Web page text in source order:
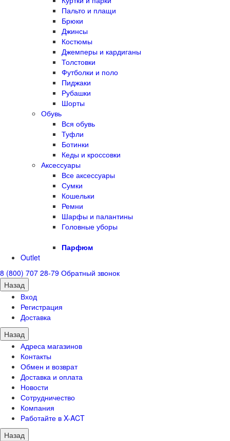
Пальто и плащи
Брюки
Джинсы
Костюмы
Джемперы и кардиганы
Толстовки
Футболки и поло
Пиджаки
Рубашки
Шорты
Обувь
Вся обувь
Туфли
Ботинки
Кеды и кроссовки
Аксессуары
Все аксессуары
Сумки
Кошельки
Ремни
Шарфы и палантины
Головные уборы
Парфюм
Outlet
8 (800) 707 28-79 Обратный звонок
Назад
Вход
Регистрация
Доставка
Назад
Адреса магазинов
Контакты
Обмен и возврат
Доставка и оплата
Новости
Сотрудничество
Компания
Работайте в X-ACT
Назад